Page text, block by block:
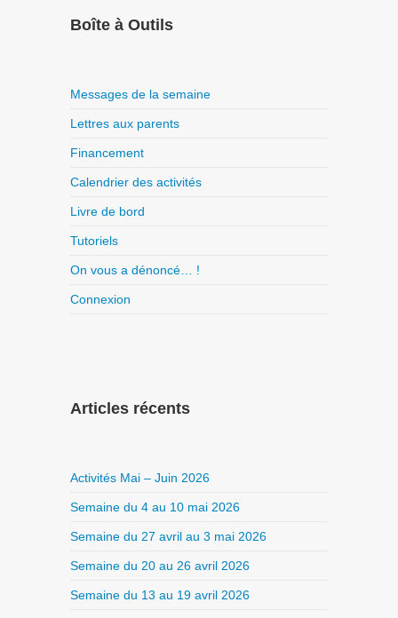
Boîte à Outils
Messages de la semaine
Lettres aux parents
Financement
Calendrier des activités
Livre de bord
Tutoriels
On vous a dénoncé… !
Connexion
Articles récents
Activités Mai – Juin 2026
Semaine du 4 au 10 mai 2026
Semaine du 27 avril au 3 mai 2026
Semaine du 20 au 26 avril 2026
Semaine du 13 au 19 avril 2026